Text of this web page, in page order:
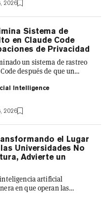
1 diseñada para gestionar
frecuencia, pagos
impulsadas por
cercanas a las de los
tradicionales. La nueva
paralelo a la blockchain
Chain, sin reempla...
2026
Sistema de
en Claude Code
de Privacidad
un sistema de rastreo
después de que un
de IA utilizaba
para identificar la
usuarios, el uso de
con laboratorios
descubierta en junio
"Thereallo", incorporaba
del sistema de Claude
a los usuarios que
Intelligence
2026
el Lugar
Universidades No
Advierte un
artificial
en que operan las